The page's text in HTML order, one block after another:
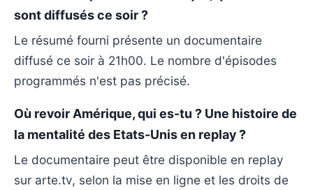
sont diffusés ce soir ?
Le résumé fourni présente un documentaire
diffusé ce soir à 21h00. Le nombre d'épisodes
programmés n'est pas précisé.
Où revoir Amérique, qui es-tu ? Une histoire de
la mentalité des Etats-Unis en replay ?
Le documentaire peut être disponible en replay
sur arte.tv, selon la mise en ligne et les droits de